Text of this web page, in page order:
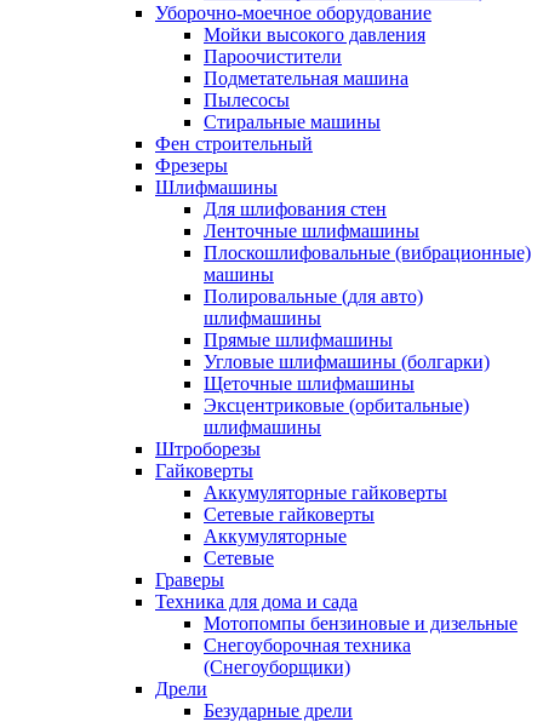
Уборочно-моечное оборудование
Мойки высокого давления
Пароочистители
Подметательная машина
Пылесосы
Стиральные машины
Фен строительный
Фрезеры
Шлифмашины
Для шлифования стен
Ленточные шлифмашины
Плоскошлифовальные (вибрационные)
машины
Полировальные (для авто)
шлифмашины
Прямые шлифмашины
Угловые шлифмашины (болгарки)
Щеточные шлифмашины
Эксцентриковые (орбитальные)
шлифмашины
Штроборезы
Гайковерты
Аккумуляторные гайковерты
Сетевые гайковерты
Аккумуляторные
Сетевые
Граверы
Техника для дома и сада
Мотопомпы бензиновые и дизельные
Снегоуборочная техника
(Снегоуборщики)
Дрели
Безударные дрели